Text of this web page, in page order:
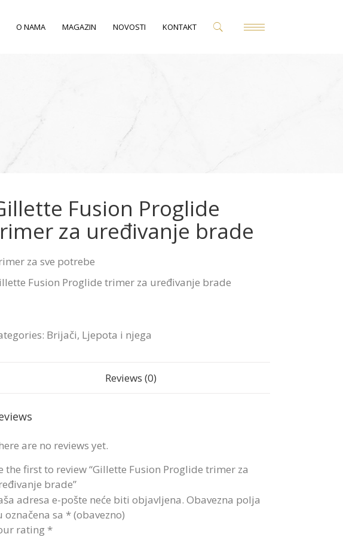
O NAMA MAGAZIN NOVOSTI KONTAKT
Fusion Proglide
za uređivanje brade
za sve potrebe
Fusion Proglide trimer za uređivanje brade
Brijači, Ljepota i njega
Reviews (0)
are no reviews yet.
the first to review “Gillette Fusion Proglide trimer za
brade”
adresa e-pošte neće biti objavljena. Obavezna polja
označena sa * (obavezno)
rating *